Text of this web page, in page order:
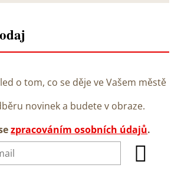
o tom, co se děje ve Vašem městě
novinek a budete v obraze.
zpracováním osobních údajů.